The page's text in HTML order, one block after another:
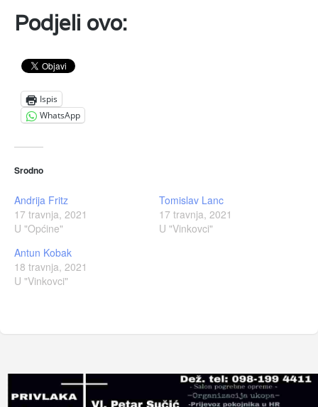
Podjeli ovo:
Ispis
WhatsApp
Srodno
Andrija Fritz
17 travnja, 2021
U "Općine"
Tomislav Lanc
17 travnja, 2021
U "Vinkovci"
Antun Kobak
18 travnja, 2021
U "Vinkovci"